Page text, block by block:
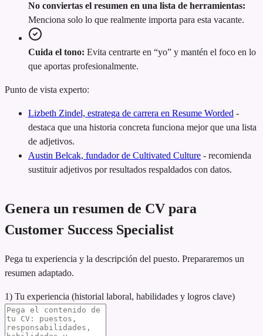
No conviertas el resumen en una lista de herramientas:
Menciona solo lo que realmente importa para esta vacante.
Cuida el tono: Evita centrarte en “yo” y mantén el foco en lo
que aportas profesionalmente.
Punto de vista experto:
Lizbeth Zindel, estratega de carrera en Resume Worded -
destaca que una historia concreta funciona mejor que una lista
de adjetivos.
Austin Belcak, fundador de Cultivated Culture - recomienda
sustituir adjetivos por resultados respaldados con datos.
Genera un resumen de CV para
Customer Success Specialist
Pega tu experiencia y la descripción del puesto. Prepararemos un
resumen adaptado.
1) Tu experiencia (historial laboral, habilidades y logros clave)